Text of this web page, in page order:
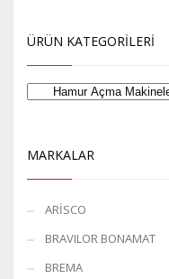
ÜRÜN KATEGORILERI
MARKALAR
ARİSCO
BRAVILOR BONAMAT
BREMA